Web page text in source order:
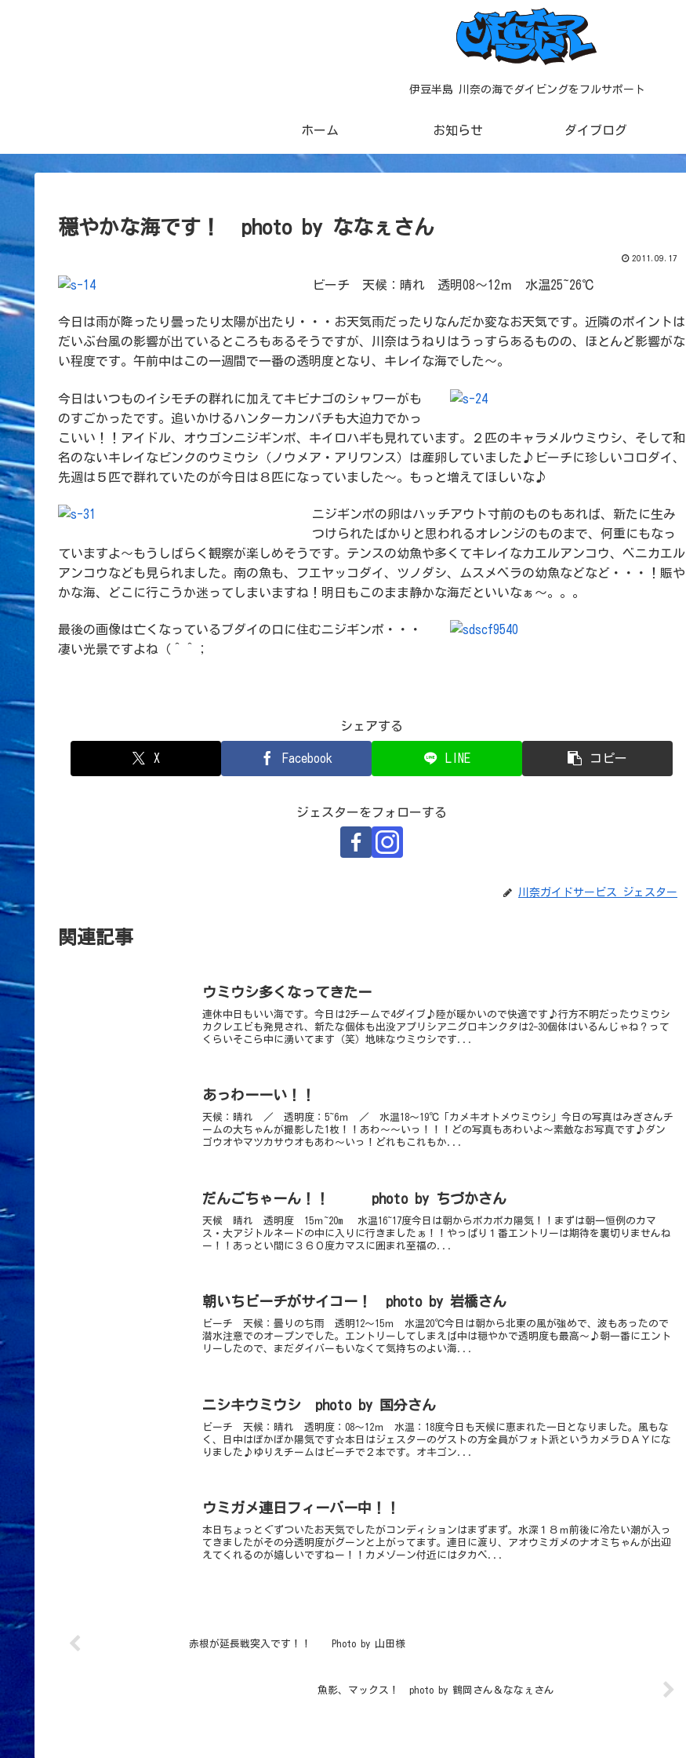
伊豆半島 川奈の海でダイビングをフルサポート
ホーム お知らせ ダイブログ
穏やかな海です！ photo by ななぇさん
2011.09.17
ビーチ 天候：晴れ 透明08～12ｍ 水温25~26℃
今日は雨が降ったり曇ったり太陽が出たり・・・お天気雨だったりなんだか変なお天気です。近隣のポイントは
だいぶ台風の影響が出ているところもあるそうですが、川奈はうねりはうっすらあるものの、ほとんど影響がな
い程度です。午前中はこの一週間で一番の透明度となり、キレイな海でした～。
今日はいつものイシモチの群れに加えてキビナゴのシャワーがも
のすごかったです。追いかけるハンターカンパチも大迫力でかっ
こいい！！アイドル、オウゴンニジギンポ、キイロハギも見れています。２匹のキャラメルウミウシ、そして和
名のないキレイなピンクのウミウシ（ノウメア・アリワンス）は産卵していました♪ビーチに珍しいコロダイ、
先週は５匹で群れていたのが今日は８匹になっていました～。もっと増えてほしいな♪
ニジギンポの卵はハッチアウト寸前のものもあれば、新たに生み
つけられたばかりと思われるオレンジのものまで、何重にもなっ
ていますよ～もうしばらく観察が楽しめそうです。テンスの幼魚や多くてキレイなカエルアンコウ、ベニカエル
アンコウなども見られました。南の魚も、フエヤッコダイ、ツノダシ、ムスメベラの幼魚などなど・・・！賑や
かな海、どこに行こうか迷ってしまいますね！明日もこのまま静かな海だといいなぁ～。。。
最後の画像は亡くなっているブダイの口に住むニジギンポ・・・
凄い光景ですよね（＾＾；
シェアする
X Facebook LINE コピー
ジェスターをフォローする
川奈ガイドサービス ジェスター
関連記事
ウミウシ多くなってきたー
連休中日もいい海です。今日は2チームで4ダイブ♪陸が暖かいので快適です♪行方不明だったウミウシ
カクレエビも発見され、新たな個体も出没アプリシアニグロキンクタは2-30個体はいるんじゃね？って
くらいそこら中に湧いてます（笑）地味なウミウシです...
あっわーーい！！
天候：晴れ ／ 透明度：5~6ｍ ／ 水温18～19℃「カメキオトメウミウシ」今日の写真はみぎさんチ
ームの大ちゃんが撮影した1枚！！あわ～～いっ！！！どの写真もあわいよ～素敵なお写真です♪ダン
ゴウオやマツカサウオもあわ～いっ！どれもこれもか...
だんごちゃーん！！ photo by ちづかさん
天候 晴れ 透明度 15ｍ~20m 水温16~17度今日は朝からポカポカ陽気！！まずは朝一恒例のカマ
ス・大アジトルネードの中に入りに行きましたぁ！！やっぱり１番エントリーは期待を裏切りませんね
ー！！あっとい間に３６０度カマスに囲まれ至福の...
朝いちビーチがサイコー！ photo by 岩橋さん
ビーチ 天候：曇りのち雨 透明12～15ｍ 水温20℃今日は朝から北東の風が強めで、波もあったので
潜水注意でのオープンでした。エントリーしてしまえば中は穏やかで透明度も最高～♪朝一番にエント
リーしたので、まだダイバーもいなくて気持ちのよい海...
ニシキウミウシ photo by 国分さん
ビーチ 天候：晴れ 透明度：08～12ｍ 水温：18度今日も天候に恵まれた一日となりました。風もな
く、日中はぽかぽか陽気です☆本日はジェスターのゲストの方全員がフォト派というカメラＤＡＹにな
りました♪ゆりえチームはビーチで２本です。オキゴン...
ウミガメ連日フィーバー中！！
本日ちょっとぐずついたお天気でしたがコンディションはまずまず。水深１８ｍ前後に冷たい潮が入っ
てきましたがその分透明度がグーンと上がってます。連日に渡り、アオウミガメのナオミちゃんが出迎
えてくれるのが嬉しいですねー！！カメゾーン付近にはタカベ...
赤根が延長戦突入です！！ Photo by 山田様
魚影、マックス！ photo by 鶴岡さん＆ななぇさん